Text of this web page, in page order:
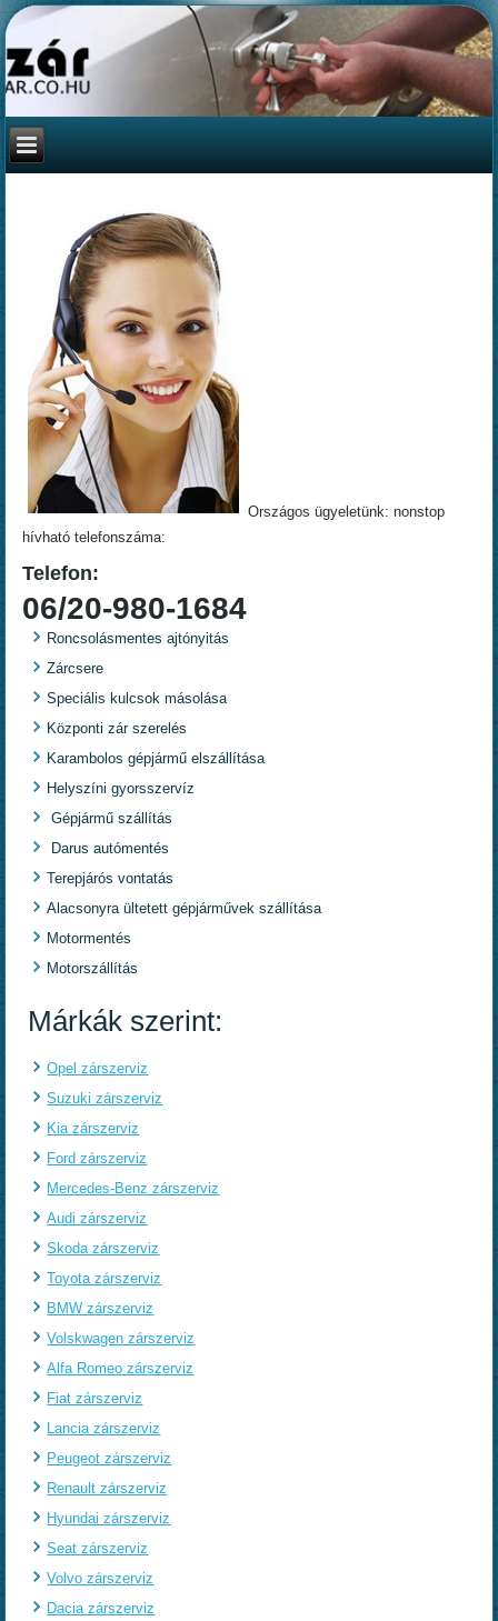
Országos ügyeletünk: nonstop
hívható telefonszáma:
Telefon:
06/20-980-1684
Roncsolásmentes ajtónyitás
Zárcsere
Speciális kulcsok másolása
Központi zár szerelés
Karambolos gépjármű elszállítása
Helyszíni gyorsszervíz
Gépjármű szállítás
Darus autómentés
Terepjárós vontatás
Alacsonyra ültetett gépjárművek szállítása
Motormentés
Motorszállítás
Márkák szerint:
Opel zárszerviz
Suzuki zárszerviz
Kia zárszerviz
Ford zárszerviz
Mercedes-Benz zárszerviz
Audi zárszerviz
Skoda zárszerviz
Toyota zárszerviz
BMW zárszerviz
Volskwagen zárszerviz
Alfa Romeo zárszerviz
Fiat zárszerviz
Lancia zárszerviz
Peugeot zárszerviz
Renault zárszerviz
Hyundai zárszerviz
Seat zárszerviz
Volvo zárszerviz
Dacia zárszerviz